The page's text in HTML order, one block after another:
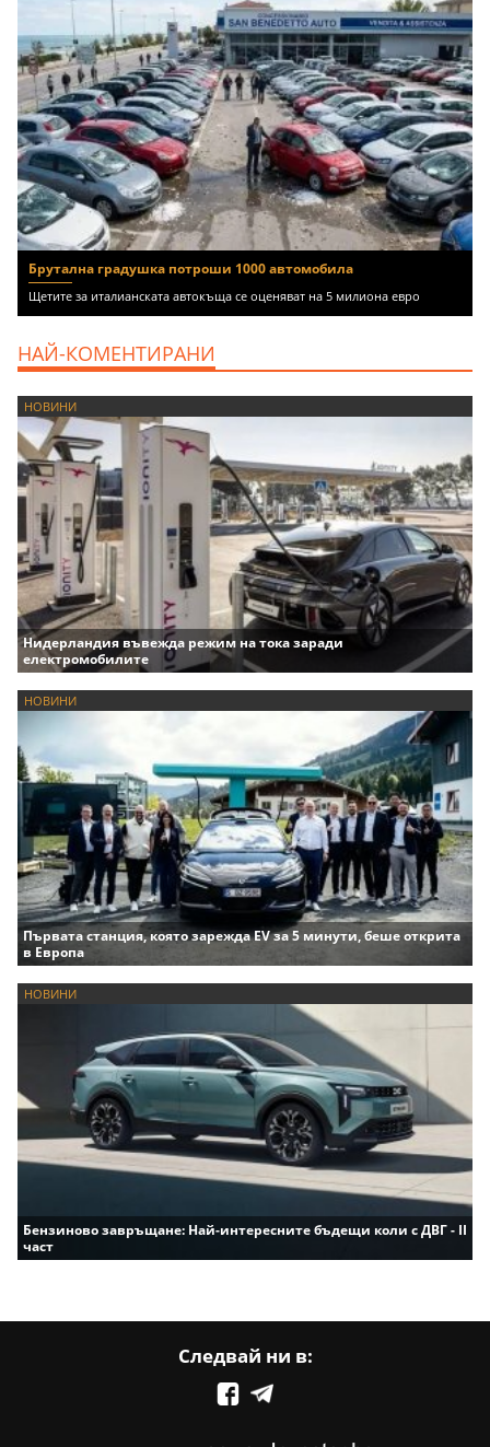
Брутална градушка потроши 1000 автомобила
Щетите за италианската автокъща се оценяват на 5 милиона евро
НАЙ-КОМЕНТИРАНИ
НОВИНИ
Нидерландия въвежда режим на тока заради
електромобилите
НОВИНИ
Първата станция, която зарежда EV за 5 минути, беше открита
в Европа
НОВИНИ
Бензиново завръщане: Най-интересните бъдещи коли с ДВГ - II
част
Следвай ни в: